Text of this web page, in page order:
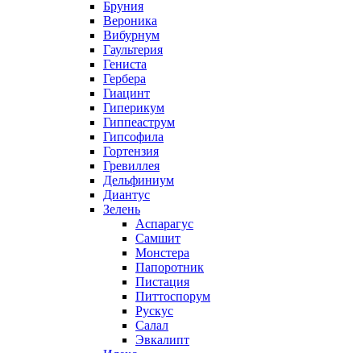
Бруния
Вероника
Вибурнум
Гаультерия
Гениста
Гербера
Гиацинт
Гиперикум
Гиппеаструм
Гипсофила
Гортензия
Гревиллея
Дельфиниум
Диантус
Зелень
Аспарагус
Самшит
Монстера
Папоротник
Пистация
Питтоспорум
Рускус
Салал
Эвкалипт